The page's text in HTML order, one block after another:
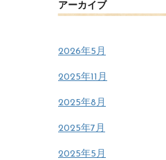
アーカイブ
2026年5月
2025年11月
2025年8月
2025年7月
2025年5月